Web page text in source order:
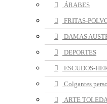
ÁRABES
FRITAS-
DAMAS
DEPORTES
ESCUDOS-
Colgantes
ARTE